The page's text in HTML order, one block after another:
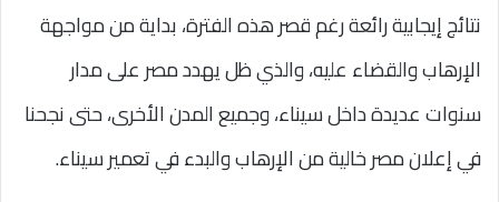
نتائج إيجابية رائعة رغم قصر هذه الفترة، بداية من مواجهة
الإرهاب والقضاء عليه، والذي ظل يهدد مصر على مدار
سنوات عديدة داخل سيناء، وجميع المدن الأخرى، حتى نجحنا
في إعلان مصر خالية من الإرهاب والبدء في تعمير سيناء.